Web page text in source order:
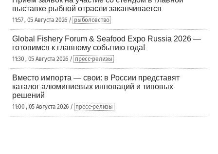
выставке рыбной отрасли заканчивается
11:57 , 05 Августа 2026 / рыболовство
Global Fishery Forum & Seafood Expo Russia 2026 —
готовимся к главному событию года!
11:30 , 05 Августа 2026 / пресс-релизы
Вместо импорта — свои: в России представят
каталог алюминиевых инноваций и типовых
решений
11:00 , 05 Августа 2026 / пресс-релизы